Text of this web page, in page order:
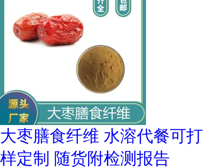
大枣膳食纤维 水溶代餐可打
样定制 随货附检测报告